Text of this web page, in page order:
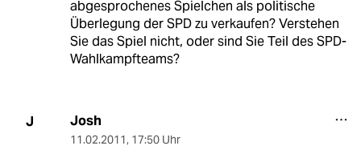
abgesprochenes Spielchen als politische
Überlegung der SPD zu verkaufen? Verstehen
Sie das Spiel nicht, oder sind Sie Teil des SPD-
Wahlkampfteams?
J Josh
11.02.2011, 17:50 Uhr